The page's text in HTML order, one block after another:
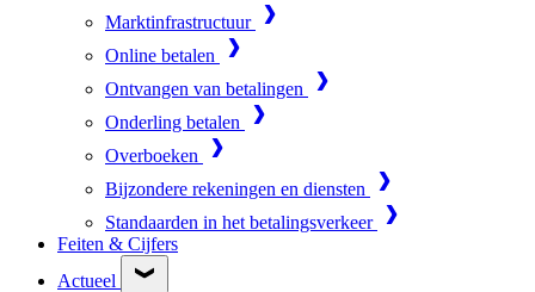
Marktinfrastructuur
Online betalen
Ontvangen van betalingen
Onderling betalen
Overboeken
Bijzondere rekeningen en diensten
Standaarden in het betalingsverkeer
Feiten & Cijfers
Actueel